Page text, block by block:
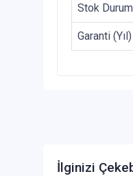
Stok
Garanti (Yıl)
İlginizi